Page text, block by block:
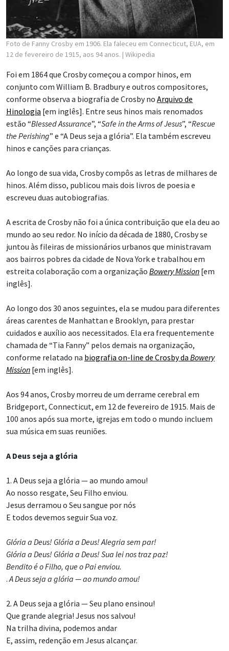
Foto de Fanny Crosby em 1906. Ela faleceu em Connecticut, EUA, em
12 de fevereiro de 1915, aos 94 anos. | Wikipedia
Foi em 1864 que Crosby começou a compor hinos, em
conjunto com William B. Bradbury e outros compositores,
conforme observa a biografia de Crosby no Arquivo de
Hinologia [em inglês]. Entre seus hinos mais renomados
estão “Blessed Assurance”, “Safe in the Arms of Jesus”, “Rescue
the Perishing” e “A Deus seja a glória”. Ela também escreveu
hinos e canções para crianças.
Ao longo de sua vida, Crosby compôs as letras de milhares de
hinos. Além disso, publicou mais dois livros de poesia e
escreveu duas autobiografias.
A escrita de Crosby não foi a única contribuição que ela deu ao
mundo ao seu redor. No início da década de 1880, Crosby se
juntou às fileiras de missionários urbanos que ministravam
aos bairros pobres da cidade de Nova York e trabalhou em
estreita colaboração com a organização Bowery Mission [em
inglês].
Ao longo dos 30 anos seguintes, ela se mudou para diferentes
áreas carentes de Manhattan e Brooklyn, para prestar
cuidados e auxílio aos necessitados. Ela era frequentemente
chamada de “Tia Fanny” pelos demais na organização,
conforme relatado na biografia on-line de Crosby da Bowery
Mission [em inglês].
Aos 94 anos, Crosby morreu de um derrame cerebral em
Bridgeport, Connecticut, em 12 de fevereiro de 1915. Mais de
100 anos após sua morte, igrejas em todo o mundo incluem
sua música em suas reuniões.
A Deus seja a glória
1. A Deus seja a glória — ao mundo amou!
Ao nosso resgate, Seu Filho enviou.
Jesus derramou o Seu sangue por nós
E todos devemos seguir Sua voz.
Glória a Deus! Glória a Deus! Alegria sem par!
Glória a Deus! Glória a Deus! Sua lei nos traz paz!
Bendito é o Filho, que o Pai enviou.
.A Deus seja a glória — ao mundo amou!
2. A Deus seja a glória — Seu plano ensinou!
Que grande alegria! Jesus nos salvou!
Na trilha divina, podemos andar
E, assim, redenção em Jesus alcançar.